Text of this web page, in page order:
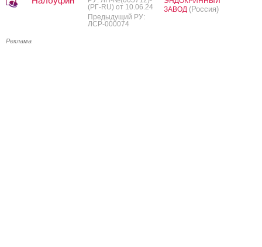
(РГ-RU) от 10.06.24
Предыдущий РУ:
ЛСР-000074
ЗАВОД (Россия)
Реклама